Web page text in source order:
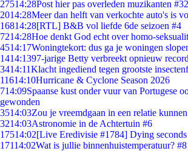
27514:28Post hier pas overleden muzikanten #32
2014:28Meer dan helft van verkochte auto's is
16814:28[RTL] B&B vol liefde 6de seizoen #4
7214:28Hoe denkt God echt over homo-
4514:17Woningtekort: dus ga je woningen
1414:1397-jarige Betty verbreekt opnieuw
3414:11Klacht ingediend tegen grootste
11614:10Hurricane & Cyclone Season 2026
714:09Spaanse kust onder vuur van Portugese
gewonden
3514:03Zou je vreemdgaan in een relatie
3214:03Astronomie in de Achtertuin #6
17514:02[Live Eredivisie #1784] Dying seconds
17114:02Wat is jullie binnenhuistemperatuur?